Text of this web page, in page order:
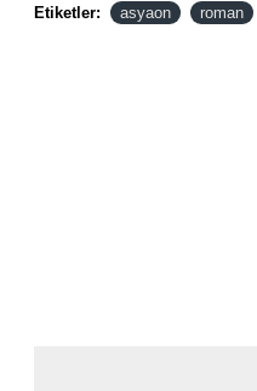
Etiketler: asyaon roman